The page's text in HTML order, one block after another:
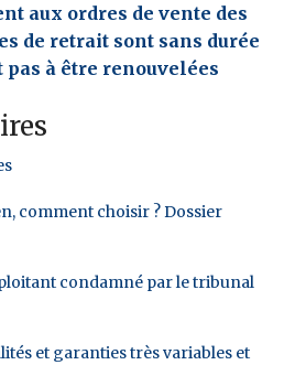
aux ordres de vente des
de retrait sont sans durée
pas à être renouvelées
comment choisir ? Dossier
condamné par le tribunal
et garanties très variables et